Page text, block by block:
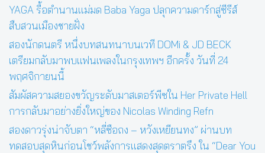
YAGA รื้อตำนานแม่มด Baba Yaga ปลุกความดาร์กสู่ซีรีส์
สืบสวนเมืองชายฝั่ง
สองนักดนตรี หนึ่งบทสนทนาบนเวที DOMi & JD BECK
เตรียมกลับมาพบแฟนเพลงในกรุงเทพฯ อีกครั้ง วันที่ 24
พฤศจิกายนนี้
สัมผัสความสยองขวัญระดับมาสเตอร์พีซใน Her Private Hell
การกลับมาอย่างยิ่งใหญ่ของ Nicolas Winding Refn
สองดาวรุ่งน่าจับตา “หลี่ซือถง – หวังเหยียนทง” ผ่านบท
ทดสอบสุดหินก่อนโชว์พลังการแสดงสุดตราตรึง ใน “Dear You